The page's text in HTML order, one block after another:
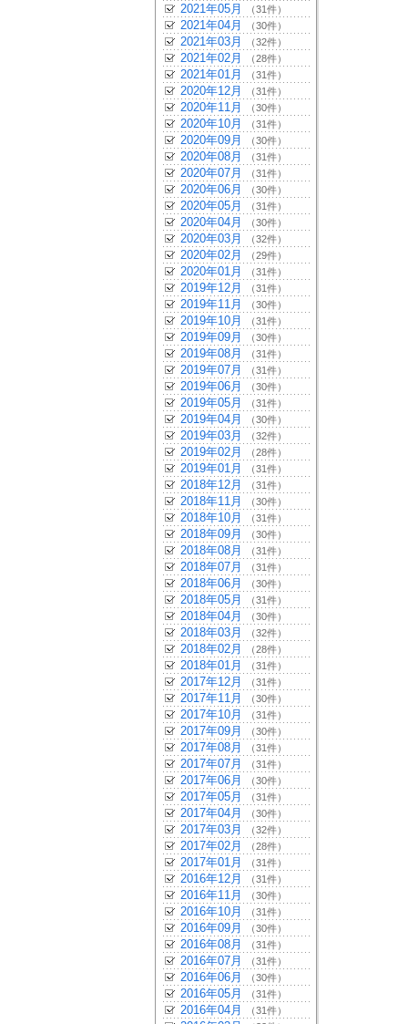
2021年05月 （31件）
2021年04月 （30件）
2021年03月 （32件）
2021年02月 （28件）
2021年01月 （31件）
2020年12月 （31件）
2020年11月 （30件）
2020年10月 （31件）
2020年09月 （30件）
2020年08月 （31件）
2020年07月 （31件）
2020年06月 （30件）
2020年05月 （31件）
2020年04月 （30件）
2020年03月 （32件）
2020年02月 （29件）
2020年01月 （31件）
2019年12月 （31件）
2019年11月 （30件）
2019年10月 （31件）
2019年09月 （30件）
2019年08月 （31件）
2019年07月 （31件）
2019年06月 （30件）
2019年05月 （31件）
2019年04月 （30件）
2019年03月 （32件）
2019年02月 （28件）
2019年01月 （31件）
2018年12月 （31件）
2018年11月 （30件）
2018年10月 （31件）
2018年09月 （30件）
2018年08月 （31件）
2018年07月 （31件）
2018年06月 （30件）
2018年05月 （31件）
2018年04月 （30件）
2018年03月 （32件）
2018年02月 （28件）
2018年01月 （31件）
2017年12月 （31件）
2017年11月 （30件）
2017年10月 （31件）
2017年09月 （30件）
2017年08月 （31件）
2017年07月 （31件）
2017年06月 （30件）
2017年05月 （31件）
2017年04月 （30件）
2017年03月 （32件）
2017年02月 （28件）
2017年01月 （31件）
2016年12月 （31件）
2016年11月 （30件）
2016年10月 （31件）
2016年09月 （30件）
2016年08月 （31件）
2016年07月 （31件）
2016年06月 （30件）
2016年05月 （31件）
2016年04月 （31件）